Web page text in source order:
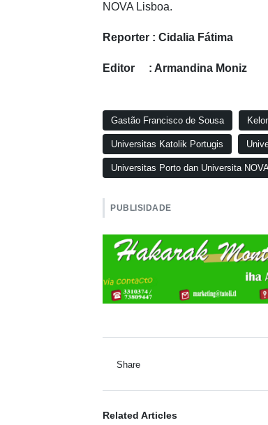
NOVA Lisboa.
Reporter : Cidalia Fátima
Editor : Armandina Moniz
Gastão Francisco de Sousa
Universitas Katolik Portugis
Universitas Porto dan Universita
PUBLISIDADE
Share
Related Articles